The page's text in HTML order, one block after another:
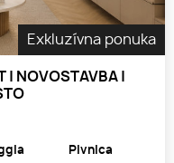
Exkluzívna ponuka
| NOVOSTAVBA |
Pivnica